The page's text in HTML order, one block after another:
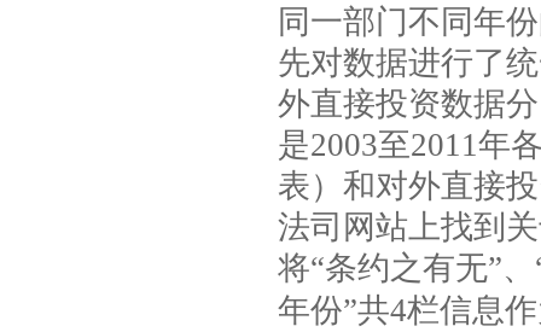
同一部门不同年
先对数据进行了
外直接投资数据
是2003至2011年
表）和对外直接
法司网站上找到
将“条约之有无”
年份”共4栏信息